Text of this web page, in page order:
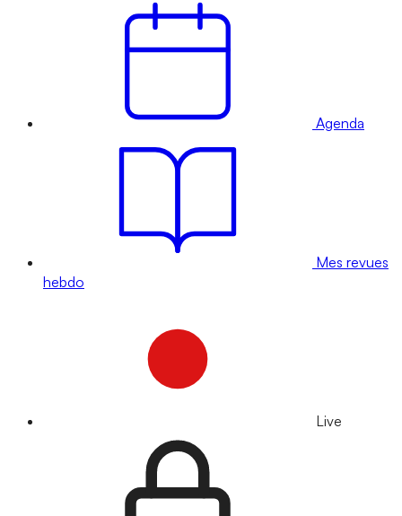
Agenda
Mes revues
hebdo
Live